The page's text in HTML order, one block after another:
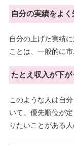
自分の実績をよ
自分の上げた実績
ことは、一般的に
たとえ収入が下
このような人は自
いて、優先順位が
りたいことがある